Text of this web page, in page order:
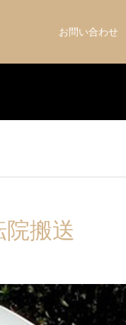
お問い合わせ
搬送